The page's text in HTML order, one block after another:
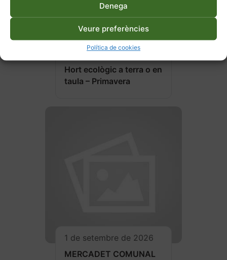
Denega
Veure preferències
Política de cookies
27 d'abril de 2026
Hort ecològic a terra o en
taula – Primavera
1 de setembre de 2026
MERCADET COMUNAL